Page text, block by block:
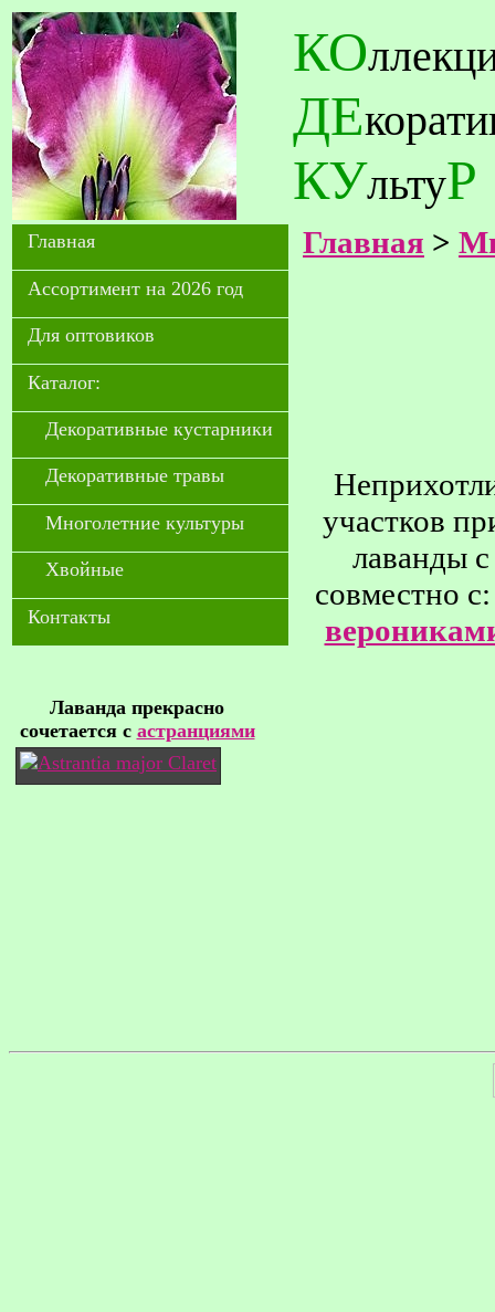
КО
ДЕ
КУльтуР
Главная
Ассортимент на 2026 год
Для оптовиков
Каталог:
Декоративные кустарники
Декоративные травы
Многолетние культуры
Хвойные
Контакты
Лаванда прекрасно
сочетается с астранциями
Главная >
участков
лаванды
совместно